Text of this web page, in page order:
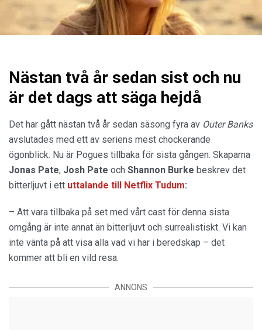
Nästan två år sedan sist och nu
är det dags att säga hejdå
Det har gått nästan två år sedan säsong fyra av Outer Banks
avslutades med ett av seriens mest chockerande
ögonblick. Nu är Pogues tillbaka för sista gången. Skaparna
Jonas Pate, Josh Pate och Shannon Burke beskrev det
bitterljuvt i ett uttalande till Netflix Tudum:
– Att vara tillbaka på set med vårt cast för denna sista
omgång är inte annat än bitterljuvt och surrealistiskt. Vi kan
inte vänta på att visa alla vad vi har i beredskap – det
kommer att bli en vild resa.
ANNONS